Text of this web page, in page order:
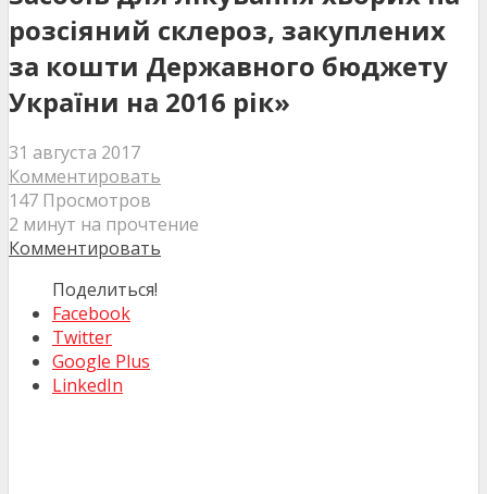
розсіяний склероз, закуплених
за кошти Державного бюджету
України на 2016 рік»
31 августа 2017
Комментировать
147 Просмотров
2 минут на прочтение
Комментировать
Поделиться!
Facebook
Twitter
Google Plus
LinkedIn